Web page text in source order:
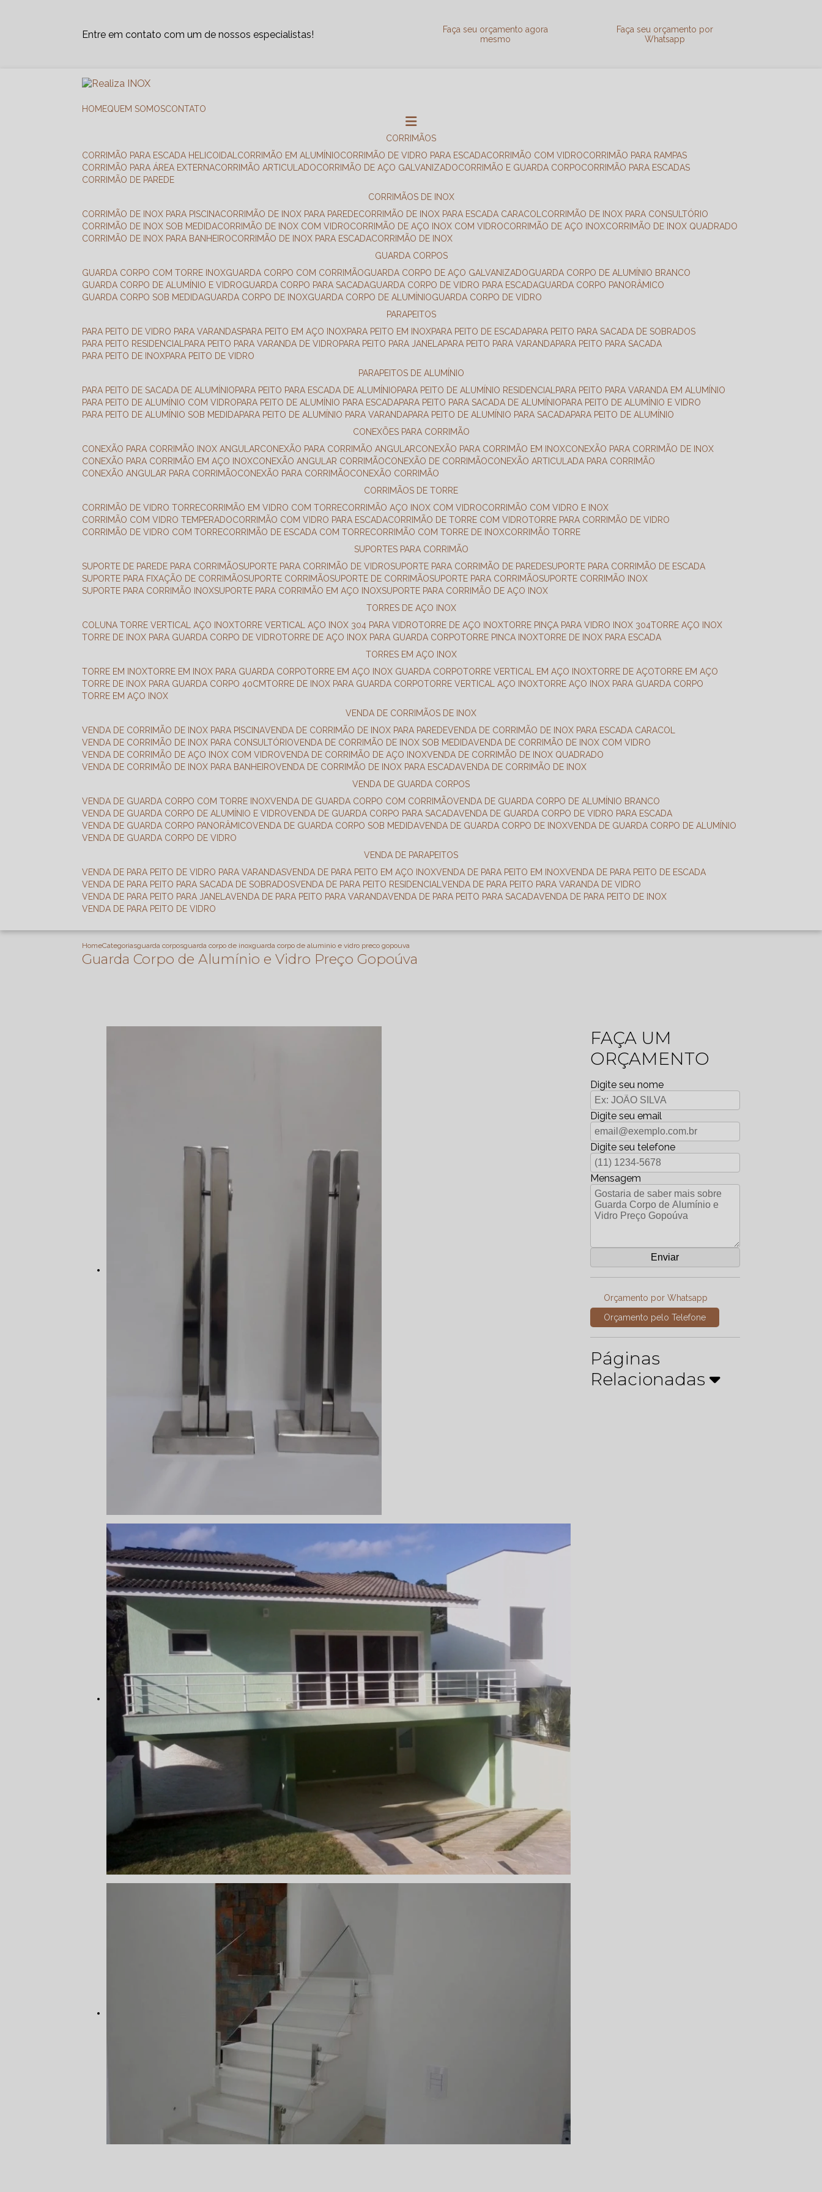
Entre em contato com um de nossos especialistas!
Faça seu orçamento agora
mesmo
Faça seu orçamento por
Whatsapp
HOME QUEM SOMOS CONTATO
CORRIMÃOS
CORRIMÃO PARA ESCADA HELICOIDAL
CORRIMÃO EM ALUMÍNIO CORRIMÃO DE VIDRO PARA ESCADA CORRIMÃO COM VIDRO
CORRIMÃO PARA RAMPAS
CORRIMÃO PARA ÁREA EXTERNA
CORRIMÃO ARTICULADO CORRIMÃO DE AÇO GALVANIZADO CORRIMÃO E GUARDA CORPO
CORRIMÃO PARA ESCADAS
CORRIMÃO DE PAREDE
CORRIMÃOS DE INOX
CORRIMÃO DE INOX PARA PISCINA
CORRIMÃO DE INOX PARA PAREDE CORRIMÃO DE INOX PARA ESCADA CARACOL
CORRIMÃO DE INOX PARA CONSULTÓRIO
CORRIMÃO DE INOX SOB MEDIDA
CORRIMÃO DE INOX COM VIDRO CORRIMÃO DE AÇO INOX COM VIDRO CORRIMÃO DE AÇO INOX
CORRIMÃO DE INOX QUADRADO
CORRIMÃO DE INOX PARA BANHEIRO
CORRIMÃO DE INOX PARA ESCADA
CORRIMÃO DE INOX
GUARDA CORPOS
GUARDA CORPO COM TORRE INOX
GUARDA CORPO COM CORRIMÃO GUARDA CORPO DE AÇO GALVANIZADO
GUARDA CORPO DE ALUMÍNIO BRANCO
GUARDA CORPO DE ALUMÍNIO E VIDRO
GUARDA CORPO PARA SACADA GUARDA CORPO DE VIDRO PARA ESCADA
GUARDA CORPO PANORÂMICO
GUARDA CORPO SOB MEDIDA
GUARDA CORPO DE INOX GUARDA CORPO DE ALUMÍNIO
GUARDA CORPO DE VIDRO
PARAPEITOS
PARA PEITO DE VIDRO PARA VARANDAS PARA PEITO EM AÇO INOX PARA PEITO EM INOX PARA PEITO DE ESCADA PARA PEITO PARA SACADA DE SOBRADOS
PARA PEITO RESIDENCIAL
PARA PEITO PARA VARANDA DE VIDRO PARA PEITO PARA JANELA PARA PEITO PARA VARANDA PARA PEITO PARA SACADA
PARA PEITO DE INOX PARA PEITO DE VIDRO
PARAPEITOS DE ALUMÍNIO
PARA PEITO DE SACADA DE ALUMÍNIO PARA PEITO PARA ESCADA DE ALUMÍNIO PARA PEITO DE ALUMÍNIO RESIDENCIAL
PARA PEITO PARA VARANDA EM ALUMÍNIO
PARA PEITO DE ALUMÍNIO COM VIDRO PARA PEITO DE ALUMÍNIO PARA ESCADA PARA PEITO PARA SACADA DE ALUMÍNIO PARA PEITO DE ALUMÍNIO E VIDRO
PARA PEITO DE ALUMÍNIO SOB MEDIDA PARA PEITO DE ALUMÍNIO PARA VARANDA PARA PEITO DE ALUMÍNIO PARA SACADA PARA PEITO DE ALUMÍNIO
CONEXÕES PARA CORRIMÃO
CONEXÃO PARA CORRIMÃO INOX ANGULAR
CONEXÃO PARA CORRIMÃO ANGULAR CONEXÃO PARA CORRIMÃO EM INOX
CONEXÃO PARA CORRIMÃO DE INOX
CONEXÃO PARA CORRIMÃO EM AÇO INOX
CONEXÃO ANGULAR CORRIMÃO CONEXÃO DE CORRIMÃO
CONEXÃO ARTICULADA PARA CORRIMÃO
CONEXÃO ANGULAR PARA CORRIMÃO
CONEXÃO PARA CORRIMÃO
CONEXÃO CORRIMÃO
CORRIMÃOS DE TORRE
CORRIMÃO DE VIDRO TORRE
CORRIMÃO EM VIDRO COM TORRE CORRIMÃO AÇO INOX COM VIDRO
CORRIMÃO COM VIDRO E INOX
CORRIMÃO COM VIDRO TEMPERADO
CORRIMÃO COM VIDRO PARA ESCADA CORRIMÃO DE TORRE COM VIDRO TORRE PARA CORRIMÃO DE VIDRO
CORRIMÃO DE VIDRO COM TORRE
CORRIMÃO DE ESCADA COM TORRE CORRIMÃO COM TORRE DE INOX
CORRIMÃO TORRE
SUPORTES PARA CORRIMÃO
SUPORTE DE PAREDE PARA CORRIMÃO
SUPORTE PARA CORRIMÃO DE VIDRO SUPORTE PARA CORRIMÃO DE PAREDE SUPORTE PARA CORRIMÃO DE ESCADA
SUPORTE PARA FIXAÇÃO DE CORRIMÃO
SUPORTE CORRIMÃO SUPORTE DE CORRIMÃO SUPORTE PARA CORRIMÃO
SUPORTE CORRIMÃO INOX
SUPORTE PARA CORRIMÃO INOX SUPORTE PARA CORRIMÃO EM AÇO INOX SUPORTE PARA CORRIMÃO DE AÇO INOX
TORRES DE AÇO INOX
COLUNA TORRE VERTICAL AÇO INOX TORRE VERTICAL AÇO INOX 304 PARA VIDRO TORRE DE AÇO INOX TORRE PINÇA PARA VIDRO INOX 304 TORRE AÇO INOX
TORRE DE INOX PARA GUARDA CORPO DE VIDRO TORRE DE AÇO INOX PARA GUARDA CORPO TORRE PINCA INOX TORRE DE INOX PARA ESCADA
TORRES EM AÇO INOX
TORRE EM INOX TORRE EM INOX PARA GUARDA CORPO TORRE EM AÇO INOX GUARDA CORPO TORRE VERTICAL EM AÇO INOX TORRE DE AÇO TORRE EM AÇO
TORRE DE INOX PARA GUARDA CORPO 40CM TORRE DE INOX PARA GUARDA CORPO TORRE VERTICAL AÇO INOX TORRE AÇO INOX PARA GUARDA CORPO
TORRE EM AÇO INOX
VENDA DE CORRIMÃOS DE INOX
VENDA DE CORRIMÃO DE INOX PARA PISCINA
VENDA DE CORRIMÃO DE INOX PARA PAREDE
VENDA DE CORRIMÃO DE INOX PARA ESCADA CARACOL
VENDA DE CORRIMÃO DE INOX PARA CONSULTÓRIO
VENDA DE CORRIMÃO DE INOX SOB MEDIDA
VENDA DE CORRIMÃO DE INOX COM VIDRO
VENDA DE CORRIMÃO DE AÇO INOX COM VIDRO
VENDA DE CORRIMÃO DE AÇO INOX
VENDA DE CORRIMÃO DE INOX QUADRADO
VENDA DE CORRIMÃO DE INOX PARA BANHEIRO
VENDA DE CORRIMÃO DE INOX PARA ESCADA
VENDA DE CORRIMÃO DE INOX
VENDA DE GUARDA CORPOS
VENDA DE GUARDA CORPO COM TORRE INOX
VENDA DE GUARDA CORPO COM CORRIMÃO
VENDA DE GUARDA CORPO DE ALUMÍNIO BRANCO
VENDA DE GUARDA CORPO DE ALUMÍNIO E VIDRO
VENDA DE GUARDA CORPO PARA SACADA
VENDA DE GUARDA CORPO DE VIDRO PARA ESCADA
VENDA DE GUARDA CORPO PANORÂMICO
VENDA DE GUARDA CORPO SOB MEDIDA VENDA DE GUARDA CORPO DE INOX
VENDA DE GUARDA CORPO DE ALUMÍNIO
VENDA DE GUARDA CORPO DE VIDRO
VENDA DE PARAPEITOS
VENDA DE PARA PEITO DE VIDRO PARA VARANDAS
VENDA DE PARA PEITO EM AÇO INOX VENDA DE PARA PEITO EM INOX
VENDA DE PARA PEITO DE ESCADA
VENDA DE PARA PEITO PARA SACADA DE SOBRADOS
VENDA DE PARA PEITO RESIDENCIAL
VENDA DE PARA PEITO PARA VARANDA DE VIDRO
VENDA DE PARA PEITO PARA JANELA
VENDA DE PARA PEITO PARA VARANDA VENDA DE PARA PEITO PARA SACADA
VENDA DE PARA PEITO DE INOX
VENDA DE PARA PEITO DE VIDRO
HomeCategoriasguarda corposguarda corpo de inoxguarda corpo de aluminio e vidro preco gopouva
Guarda Corpo de Alumínio e Vidro Preço Gopoúva
FAÇA UM
ORÇAMENTO
Digite seu nome
Digite seu email
Digite seu telefone
Mensagem
Orçamento por Whatsapp
Orçamento pelo Telefone
Páginas
Relacionadas